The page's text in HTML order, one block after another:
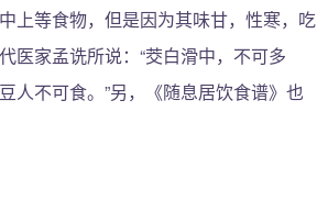
上等食物，但是因为其味甘，性寒，吃
医家孟诜所说：“茭白滑中，不可多
人不可食。”另，《随息居饮食谱》也